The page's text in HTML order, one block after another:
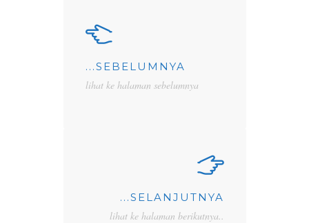
...SEBELUMNYA
lihat ke halaman sebelumnya
...SELANJUTNYA
lihat ke halaman berikutnya..